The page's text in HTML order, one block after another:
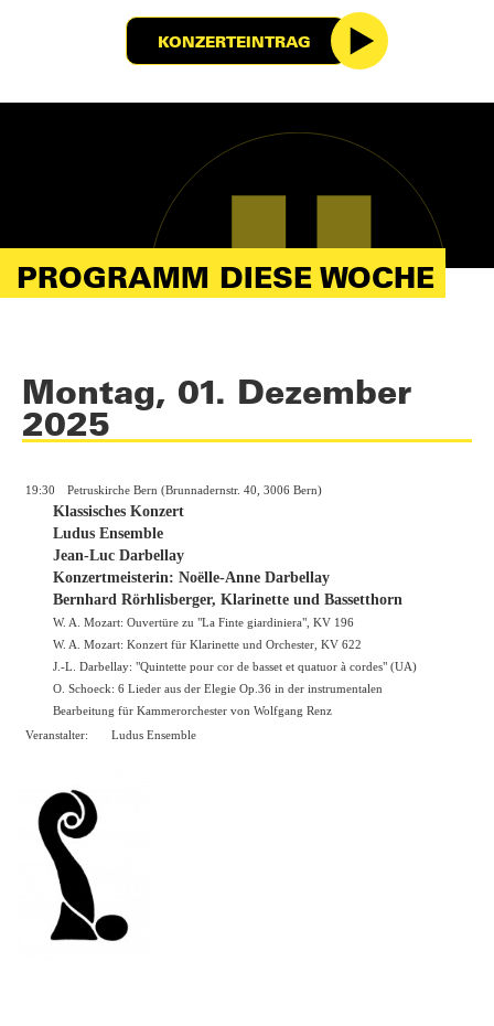
KONZERTEINTRAG
PROGRAMM DIESE WOCHE
Montag, 01. Dezember
2025
19:30 Petruskirche Bern (Brunnadernstr. 40, 3006 Bern)
Klassisches Konzert
Ludus Ensemble
Jean-Luc Darbellay
Konzertmeisterin: Noëlle-Anne Darbellay
Bernhard Rörhlisberger, Klarinette und Bassetthorn
W. A. Mozart: Ouvertüre zu "La Finte giardiniera", KV 196
W. A. Mozart: Konzert für Klarinette und Orchester, KV 622
J.-L. Darbellay: "Quintette pour cor de basset et quatuor à cordes" (UA)
O. Schoeck: 6 Lieder aus der Elegie Op.36 in der instrumentalen
Bearbeitung für Kammerorchester von Wolfgang Renz
Veranstalter:
Ludus Ensemble